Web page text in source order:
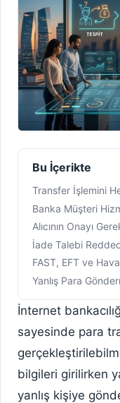
Bu İçerikte
Transfer İşlemini
Banka Müşteri
Alıcının Onayı
İade Talebi
FAST, EFT ve
Yanlış Para
İnternet
sayesinde para
bilgileri girilirken
yanlış kişiye